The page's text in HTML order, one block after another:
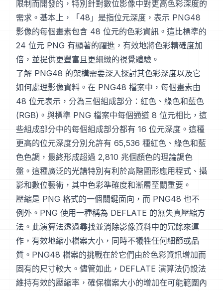
限制而開發的，特別針對數位影像中對更高色彩深度的
需求。基本上，「48」是指位元深度，表示 PNG48
影像的每個畫素包含 48 位元的色彩資訊。這比標準的
24 位元 PNG 有顯著的躍進，有效地將色彩精確度加
倍，並提供更豐富且更細緻的視覺體驗。
了解 PNG48 的架構需要深入探討其色彩深度以及它
如何處理影像資料。在 PNG48 檔案中，每個畫素由
48 位元表示，分為三個組成部分：紅色、綠色和藍色
(RGB)。與標準 PNG 檔案中每個通道 8 位元相比，這
些組成部分中的每個組成部分都有 16 位元深度。這種
更高的位元深度分別允許有 65,536 種紅色、綠色和藍
色色調，最終形成超過 2,810 兆個顏色的理論調色
盤。這種廣泛的光譜特別有利於高階圖形應用程式、攝
影和數位藝術，其中色彩準確度和漸層至關重要。
壓縮是 PNG 格式的一個關鍵面向，而 PNG48 也不
例外。PNG 使用一種稱為 DEFLATE 的無失真壓縮方
法。此演算法透過尋找並消除影像資料中的冗餘來運
作，有效地縮小檔案大小，同時不犧牲任何細節或品
質。PNG48 檔案的挑戰在於它們由於色彩資訊增加而
固有的尺寸較大。儘管如此，DEFLATE 演算法仍設法
維持有效的壓縮率，確保檔案大小的增加在可能範圍內